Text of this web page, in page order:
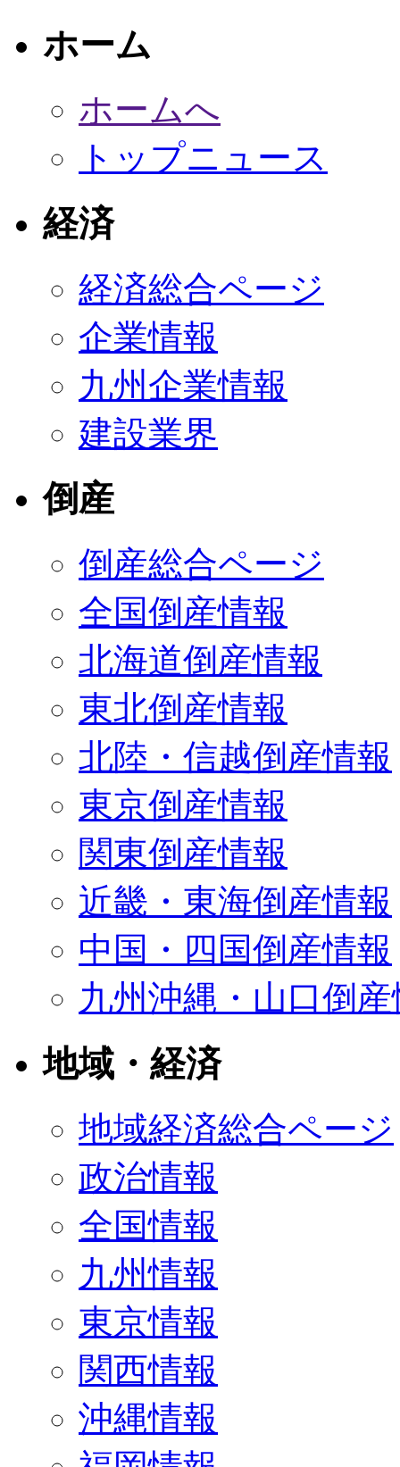
ホーム
ホームへ
トップニュース
経済
経済総合ページ
企業情報
九州企業情報
建設業界
倒産
倒産総合ページ
全国倒産情報
北海道倒産情報
東北倒産情報
北陸・信越倒産情報
東京倒産情報
関東倒産情報
近畿・東海倒産情報
中国・四国倒産情報
九州沖縄・山口倒
地域・経済
地域経済総合ページ
政治情報
全国情報
九州情報
東京情報
関西情報
沖縄情報